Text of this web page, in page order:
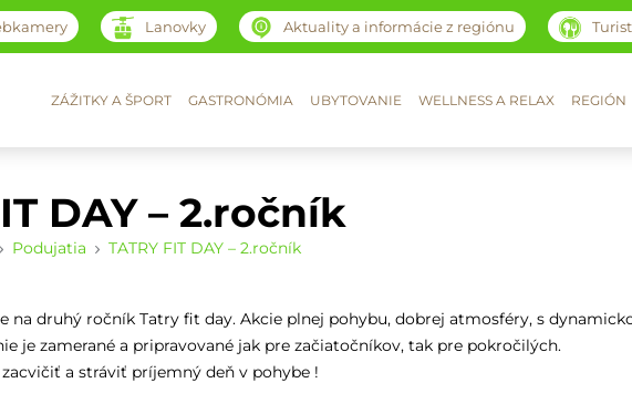
Lanovky Aktuality a informácie z regiónu
ZÁŽITKY A ŠPORT GASTRONÓMIA UBYTOVANIE WELLNESS A RELAX REGIÓN
DAY – 2.ročník
Podujatia TATRY FIT DAY – 2.ročník
na druhý ročník Tatry fit day. Akcie plnej pohybu, dobrej atmosféry, s
je zamerané a pripravované jak pre začiatočníkov, tak pre pokročilých.
a stráviť príjemný deň v pohybe !